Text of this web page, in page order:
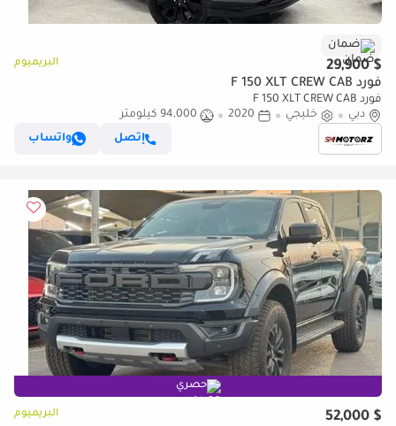
ضمان
$ 29,900 البريميوم
فورد F 150 XLT CREW CAB
فورد F 150 XLT CREW CAB
دبي
خليجي 2020
94,000 كيلومتر
إتصل
واتساب
حصري
$ 52,000 البريميوم